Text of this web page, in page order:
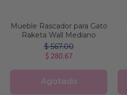
Mueble Rascador para Gato
Raketa Wall Mediano
$ 567.00
$ 280.67
Agotado